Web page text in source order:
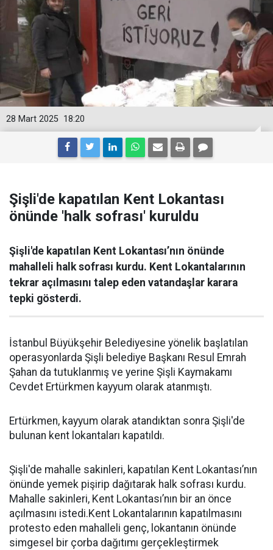
18:20
28 Mart 2025
Şişli'de kapatılan Kent Lokantası
önünde 'halk sofrası' kuruldu
Şişli'de kapatılan Kent Lokantası’nın önünde
mahalleli halk sofrası kurdu. Kent Lokantalarının
tekrar açılmasını talep eden vatandaşlar karara
tepki gösterdi.
İstanbul Büyükşehir Belediyesine yönelik başlatılan
operasyonlarda Şişli belediye Başkanı Resul Emrah
Şahan da tutuklanmış ve yerine Şişli Kaymakamı
Cevdet Ertürkmen kayyum olarak atanmıştı.
Ertürkmen, kayyum olarak atandıktan sonra Şişli'de
bulunan kent lokantaları kapatıldı.
Şişli'de mahalle sakinleri, kapatılan Kent Lokantası’nın
önünde yemek pişirip dağıtarak halk sofrası kurdu.
Mahalle sakinleri, Kent Lokantası’nın bir an önce
açılmasını istedi.Kent Lokantalarının kapatılmasını
protesto eden mahalleli genç, lokantanın önünde
simgesel bir çorba dağıtımı gerçekleştirmek